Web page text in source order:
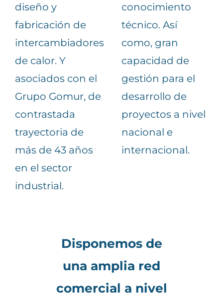
diseño y
fabricación de
intercambiadores
de calor. Y
asociados con el
Grupo Gomur, de
contrastada
trayectoria de
más de 43 años
en el sector
industrial.
conocimiento
técnico. Así
como, gran
capacidad de
gestión para el
desarrollo de
proyectos a nivel
nacional e
internacional.
Disponemos de
una amplia red
comercial a nivel